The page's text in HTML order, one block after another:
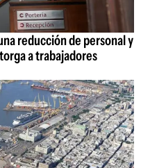
reducción de personal y
a trabajadores